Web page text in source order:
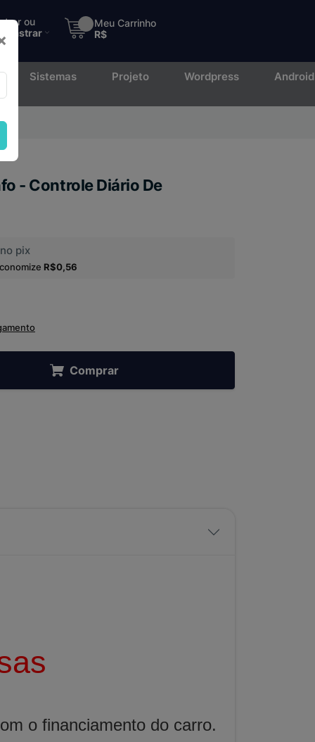
ou
Meu Carrinho
R$
Sistemas Projeto Wordpress Android
- Controle Diário De
no pix
R$0,56
Comprar
o financiamento do carro.